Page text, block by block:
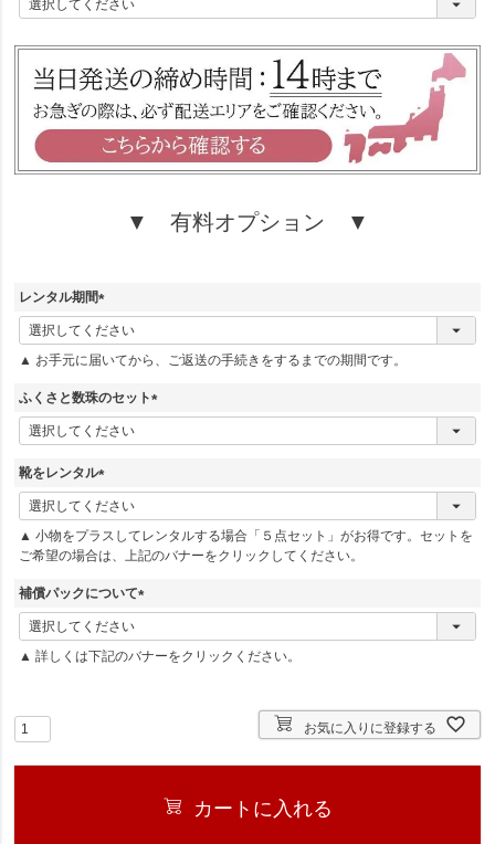
必
▼ 有料オプション ▼
レンタル期間
(
必
須
▲ お手元に届いてから、ご返送の手続きをするまでの期間です。
ふくさと数珠のセット
(
必
靴をレンタル
(
必
須
)
▲ 小物をプラスしてレンタルする場合「５点セット」がお得です。セットを
ご希望の場合は、上記のバナーをクリックしてください。
補償パックについて
(
必
須
▲ 詳しくは下記のバナーをクリックください。
お気に入りに登録する
カートに入れる